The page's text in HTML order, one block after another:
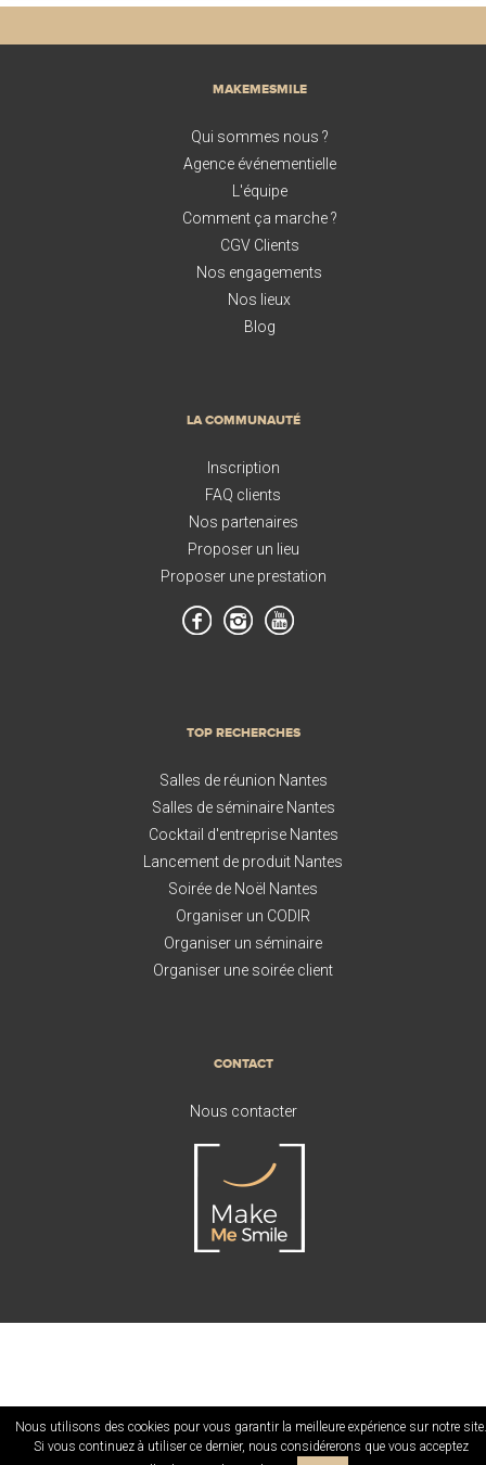
MAKEMESMILE
Qui sommes nous ?
Agence événementielle
L'équipe
Comment ça marche ?
CGV Clients
Nos engagements
Nos lieux
Blog
LA COMMUNAUTÉ
Inscription
FAQ clients
Nos partenaires
Proposer un lieu
Proposer une prestation
TOP RECHERCHES
Salles de réunion Nantes
Salles de séminaire Nantes
Cocktail d'entreprise Nantes
Lancement de produit Nantes
Soirée de Noël Nantes
Organiser un CODIR
Organiser un séminaire
Organiser une soirée client
CONTACT
Nous contacter
Nous utilisons des cookies pour vous garantir la meilleure expérience sur notre site.
Si vous continuez à utiliser ce dernier, nous considérerons que vous acceptez